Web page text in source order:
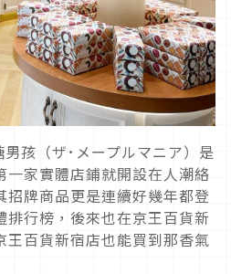
孩（ザ･メープルマニア）是
一家實體店鋪就開設在人潮絡
招牌商品更是連續好幾年都登
行榜，後來也在京王百貨新
王百貨新宿店也能買到那香氣